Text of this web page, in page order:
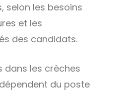
selon les besoins
et les
des candidats.
dans les crèches
du poste